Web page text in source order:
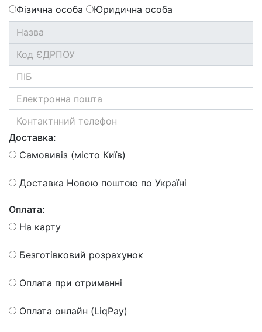
Фізична особа
Юридична особа
Доставка:
Самовивіз (місто Київ)
Доставка Новою поштою по Україні
Оплата:
На карту
Безготівковий розрахунок
Оплата при отриманні
Оплата онлайн (LiqPay)